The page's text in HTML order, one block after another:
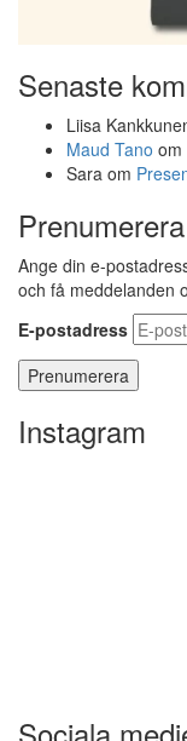
Senaste
Liisa
Maud Tano om
Sara om
Ange din e-
och få meddelanden
E-postadress
Instagram